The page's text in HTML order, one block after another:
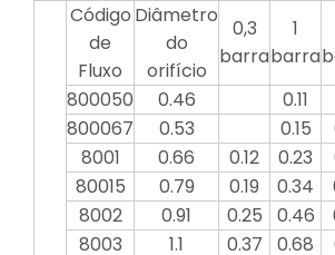
Código
de
Fluxo
Diâmetro
do
orifício
0,3
barra
1
barra
800050 0.46 0.11
800067
0.53 0.15
8001
0.66 0.12 0.23
80015
0.79 0.19 0.34
8002
0.91 0.25 0.46
8003
1.1 0.37 0.68